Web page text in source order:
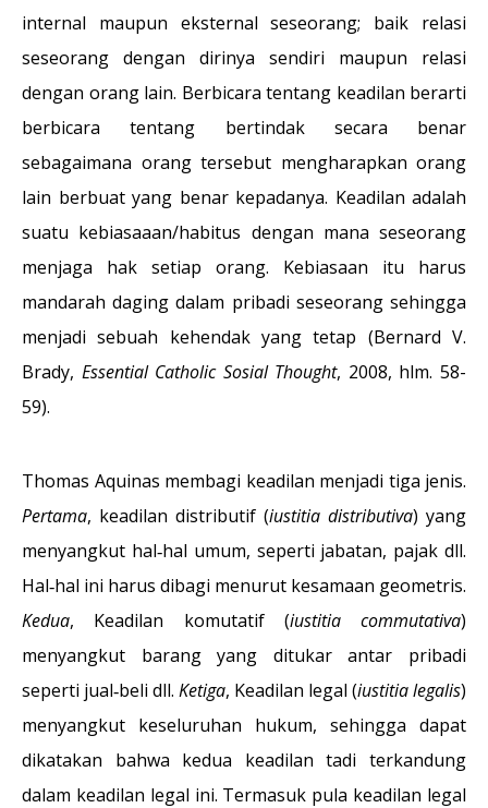
internal maupun eksternal seseorang; baik relasi
seseorang dengan dirinya sendiri maupun relasi
dengan orang lain. Berbicara tentang keadilan berarti
berbicara tentang bertindak secara benar
sebagaimana orang tersebut mengharapkan orang
lain berbuat yang benar kepadanya. Keadilan adalah
suatu kebiasaaan/habitus dengan mana seseorang
menjaga hak setiap orang. Kebiasaan itu harus
mandarah daging dalam pribadi seseorang sehingga
menjadi sebuah kehendak yang tetap (Bernard V.
Brady, Essential Catholic Sosial Thought, 2008, hlm. 58-
59).
Thomas Aquinas membagi keadilan menjadi tiga jenis.
Pertama, keadilan distributif (iustitia distributiva) yang
menyangkut hal‐hal umum, seperti jabatan, pajak dll.
Hal‐hal ini harus dibagi menurut kesamaan geometris.
Kedua, Keadilan komutatif (iustitia commutativa)
menyangkut barang yang ditukar antar pribadi
seperti jual‐beli dll. Ketiga, Keadilan legal (iustitia legalis)
menyangkut keseluruhan hukum, sehingga dapat
dikatakan bahwa kedua keadilan tadi terkandung
dalam keadilan legal ini. Termasuk pula keadilan legal